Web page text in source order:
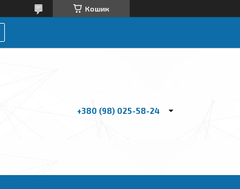
Кошик
+380 (98) 025-58-24